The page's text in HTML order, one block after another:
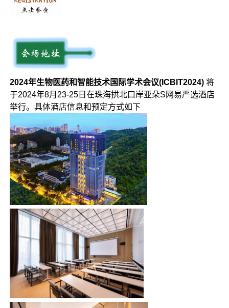
2024年生物医药和智能技术国际学术会议(ICBIT2024)将
于2024年8月23-25日在珠海拱北口岸亚朵S网易严选酒店
举行。具体酒店信息和预定方式如下